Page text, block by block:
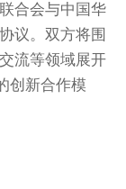
合会与中国华
议。双方将围
流等领域展开
创新合作模